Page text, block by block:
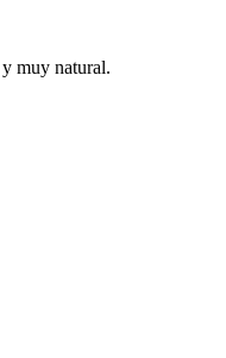
muy natural.